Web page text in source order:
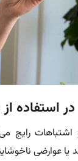
استفاده
رایج
یا عوارضی